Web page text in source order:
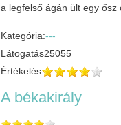
a legfelső ágán ült egy ősz
Kategória:---
Látogatás25055
Értékelés
A békakirály